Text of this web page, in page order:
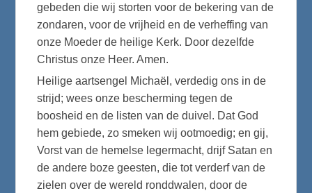
gebeden die wij storten voor de bekering van de
zondaren, voor de vrijheid en de verheffing van
onze Moeder de heilige Kerk. Door dezelfde
Christus onze Heer. Amen.
Heilige aartsengel Michaël, verdedig ons in de
strijd; wees onze bescherming tegen de
boosheid en de listen van de duivel. Dat God
hem gebiede, zo smeken wij ootmoedig; en gij,
Vorst van de hemelse legermacht, drijf Satan en
de andere boze geesten, die tot verderf van de
zielen over de wereld ronddwalen, door de